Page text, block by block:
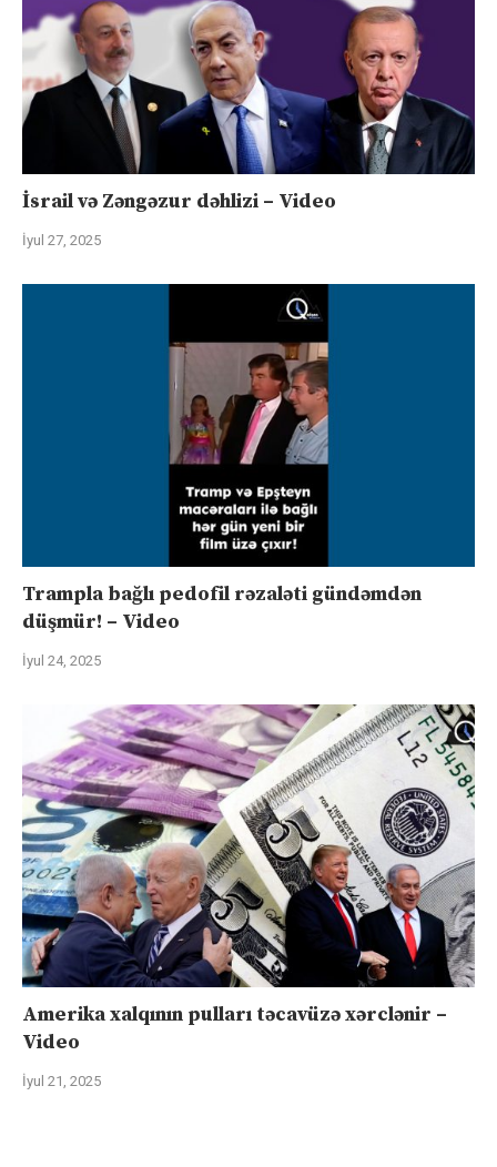
İsrail və Zəngəzur dəhlizi – Video
İyul 27, 2025
Trampla bağlı pedofil rəzaləti gündəmdən
düşmür! – Video
İyul 24, 2025
Amerika xalqının pulları təcavüzə xərclənir –
Video
İyul 21, 2025